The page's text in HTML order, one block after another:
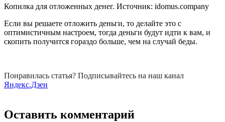
Копилка для отложенных денег. Источник: idomus.company
Если вы решаете отложить деньги, то делайте это с
оптимистичным настроем, тогда деньги будут идти к вам, и
скопить получится гораздо больше, чем на случай беды.
Понравилась статья? Подписывайтесь на наш канал
Яндекс.Дзен
Оставить комментарий